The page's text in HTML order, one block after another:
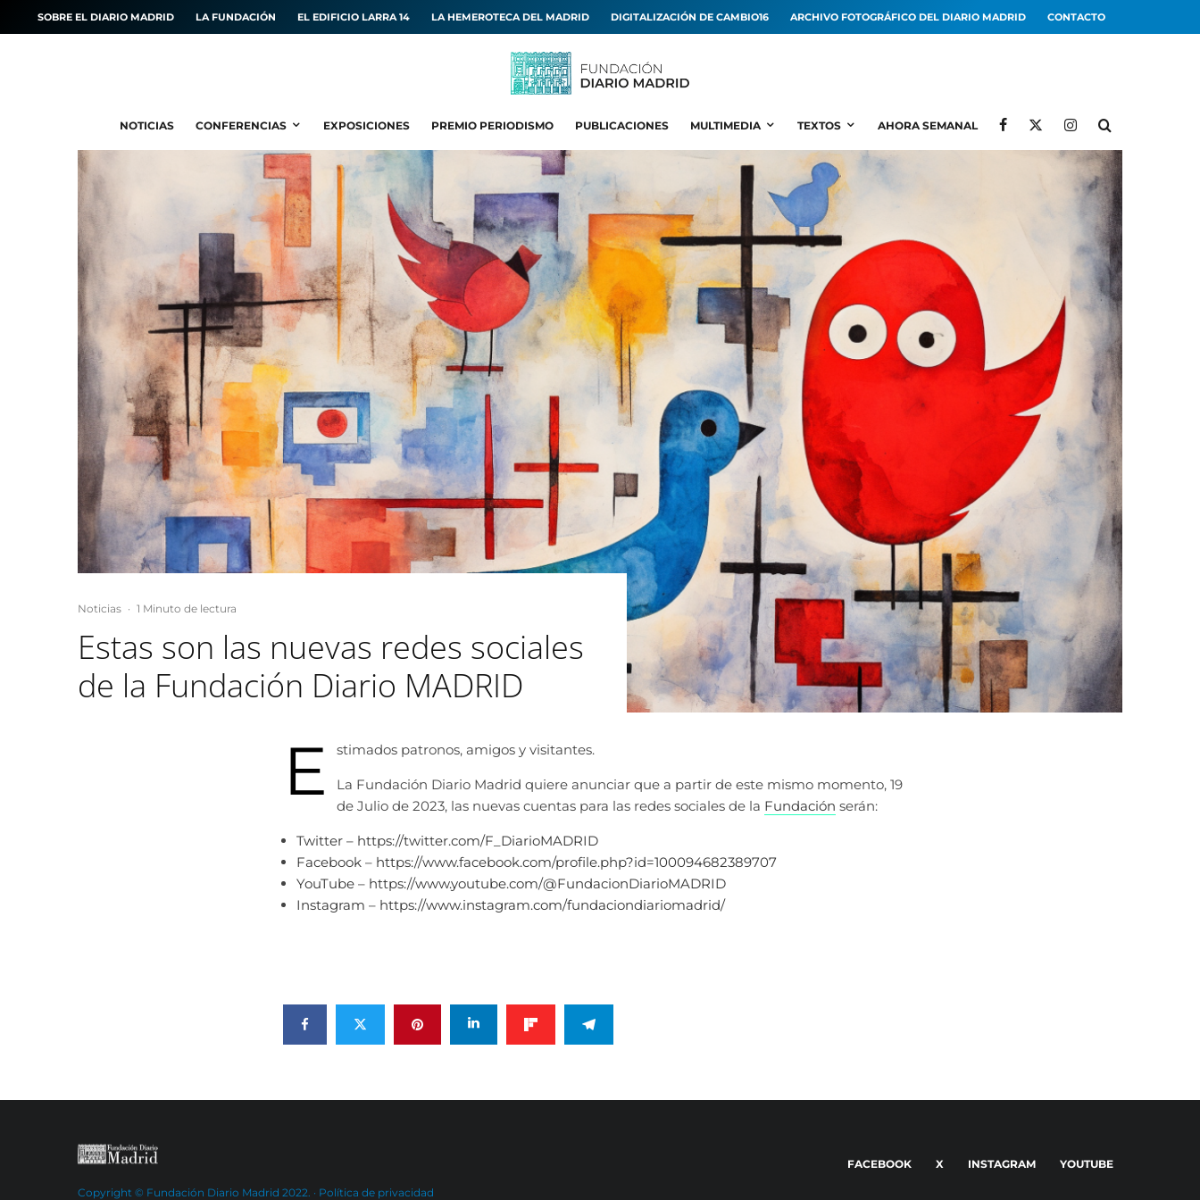
SOBRE EL DIARIO MADRID LA FUNDACIÓN EL EDIFICIO LARRA 14 LA HEMEROTECA DEL MADRID DIGITALIZACIÓN DE CAMBIO16 ARCHIVO FOTOGRÁFICO DEL DIARIO MADRID CONTACTO
NOTICIAS CONFERENCIAS EXPOSICIONES PREMIO PERIODISMO PUBLICACIONES MULTIMEDIA TEXTOS AHORA SEMANAL
Noticias · 1 Minuto de lectura
Estas son las nuevas redes sociales
de la Fundación Diario MADRID
E stimados patronos, amigos y visitantes.
La Fundación Diario Madrid quiere anunciar que a partir de este mismo momento, 19
de Julio de 2023, las nuevas cuentas para las redes sociales de la Fundación serán:
Twitter – https://twitter.com/F_DiarioMADRID
Facebook – https://www.facebook.com/profile.php?id=100094682389707
YouTube – https://www.youtube.com/@FundacionDiarioMADRID
Instagram – https://www.instagram.com/fundaciondiariomadrid/
Copyright © Fundación Diario Madrid 2022. · Política de privacidad
FACEBOOK X INSTAGRAM YOUTUBE